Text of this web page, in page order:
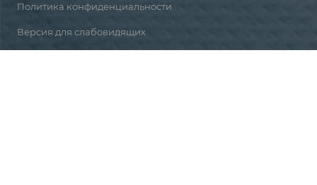
Политика конфиденциальности
Версия для слабовидящих